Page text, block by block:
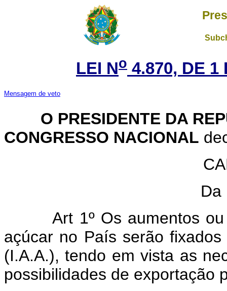
LEI No 4.870, DE 1
Mensagem de veto
O PRESIDENTE DA
CONGRESSO NACIONAL
Da
Art 1º Os aumentos
açúcar no País serão
(I.A.A.), tendo em vista as
possibilidades de exportação